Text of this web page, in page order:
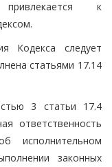
привлекается к
Кодекса следует
статьями 17.14
3 статьи 17.4
ответственность
исполнительном
законных